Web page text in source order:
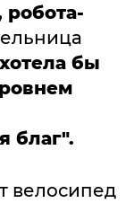
робота-
бы
благ".
велосипед